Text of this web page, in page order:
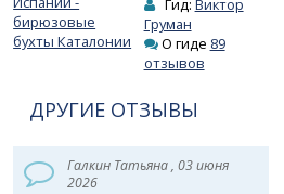
бирюзовые
бухты Каталонии
Гид: Виктор
Груман
О гиде 89
отзывов
ДРУГИЕ ОТЗЫВЫ
Галкин Татьяна , 03 июня
2026